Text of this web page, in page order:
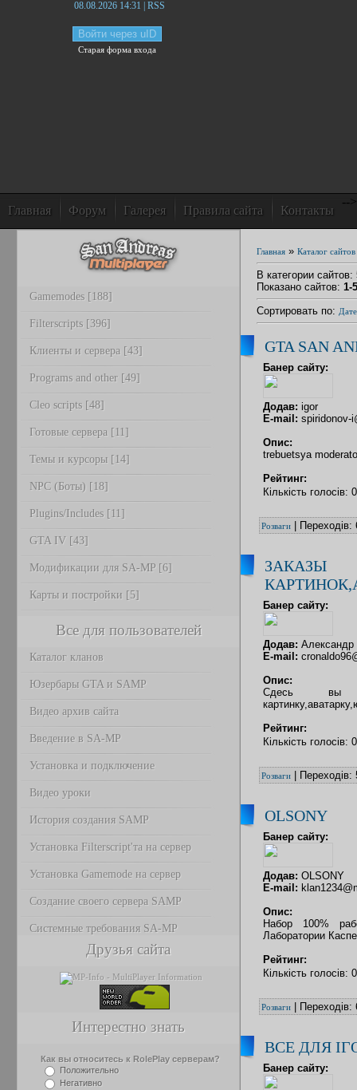
08.08.2026 14:31 | RSS
Войти через uID
Старая форма входа
-->
Главная Форум Галерея Правила сайта Контакты
Gamemodes [188]
Filterscripts [396]
Клиенты и сервера [43]
Programs and other [49]
Cleo scripts [48]
Готовые сервера [11]
Темы и курсоры [14]
NPC (Боты) [18]
Plugins/Includes [11]
GTA IV [43]
Модификации для SA-MP [6]
Карты и постройки [5]
Все для пользователей
Каталог кланов
Юзербары GTA и SAMP
Видео архив сайта
Введение в SA-MP
Установка и подключение
Видео уроки
История создания SAMP
Установка Filterscript'та на сервер
Установка Gamemode на сервер
Создание своего сервера SAMP
Системные требования SA-MP
Друзья сайта
Интерестно знать
Как вы относитесь к RolePlay серверам?
Положительно
Негативно
Главная » Каталог сайтов
В категории сайтов:
Показано сайтов: 1-5
Сортировать по: Дате
GTA SAN
Банер сайту:
Додав: igor
E-mail: spiridonov-
Опис:
trebuetsya
Рейтинг:
Кількість
Розваги |
ЗАКАЗЫ
Банер сайту:
Додав: Александр
E-mail:
Опис:
Сдесь вы
Рейтинг:
Кількість
Розваги |
OLSONY
Банер сайту:
Додав: OLSONY
E-mail:
Опис:
Набор 100%
Лаборатории
Рейтинг:
Кількість
Розваги |
ВСЕ ДЛЯ
Банер сайту: